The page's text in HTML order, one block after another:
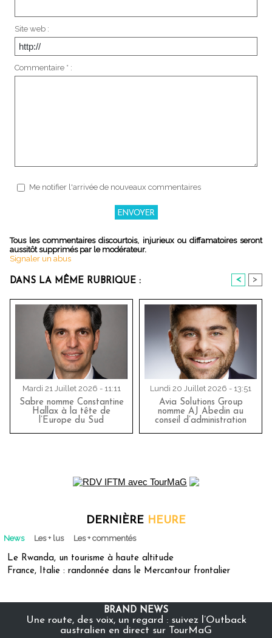
Site web :
Commentaire * :
Me notifier l'arrivée de nouveaux commentaires
Tous les commentaires discourtois, injurieux ou diffamatoires seront
aussitôt supprimés par le modérateur.
Signaler un abus
DANS LA MÊME RUBRIQUE : < >
Mardi 21 Juillet 2026 - 11:11
Sabre nomme Constantine
Hallax à la tête de
l’Europe du Sud
Lundi 20 Juillet 2026 - 13:51
Avia Solutions Group
nomme AJ Abedin au
conseil d’administration
DERNIÈRE HEURE
News Les + lus Les + commentés
Le Rwanda, un tourisme à haute altitude
France, Italie : randonnée dans le Mercantour frontalier
BRAND NEWS
Une route, des voix, un regard : suivez l’Outback
australien en direct sur TourMaG